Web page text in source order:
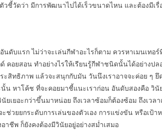
ชี้วัดว่า มีการพัฒนาไปได้เร็วขนาดไหน และต้องมีเรื่
ดับแรก ไม่ว่าจะเล่นกีฬาอะไรก็ตาม ควรหาเมนเทอร์
คอยสอน ทำอย่างไรให้เรียนรู้กีฬาชนิดนั้นได้อย่างปล
ะสิทธิภาพ แล้วจะสนุกกับมัน วันนึงเราอาจจะค่อย ๆ ยึ
น หาโค้ช ที่จะคอยมาชี้แนะเราก่อน อันดับสองคือ วินั
เยอะกว่าขึ้นมาหน่อย ถึงเวลาซ้อมก็ต้องซ้อม ถึงเวล
วยยกระดับการเล่นของตัวเอง การแข่งขัน หรือเป้า
าชีพ ก็ยังคงต้องมีวินัยอยู่อย่างสม่ำเสมอ